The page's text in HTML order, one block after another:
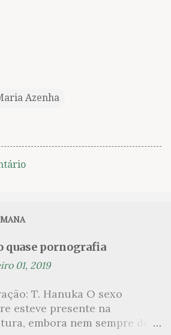
Azenha
quase pornografia
01, 2019
T. Hanuka O sexo
esteve presente na
embora nem sempre de